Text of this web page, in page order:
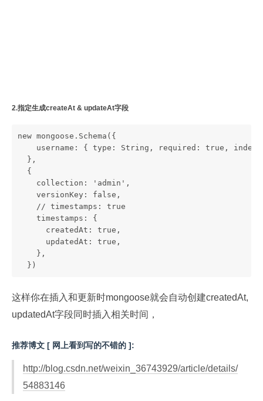
2.指定生成createAt & updateAt字段
new mongoose.Schema({
username: { type: String, required: true, index:
  },
  {
    collection: 'admin',
    versionKey: false,
    // timestamps: true
    timestamps: {
      createdAt: true,
      updatedAt: true,
    },
  })
这样你在插入和更新时mongoose就会自动创建createdAt,
updatedAt字段同时插入相关时间，
推荐博文 [ 网上看到写的不错的 ]:
http://blog.csdn.net/weixin_36743929/article/details/
54883146